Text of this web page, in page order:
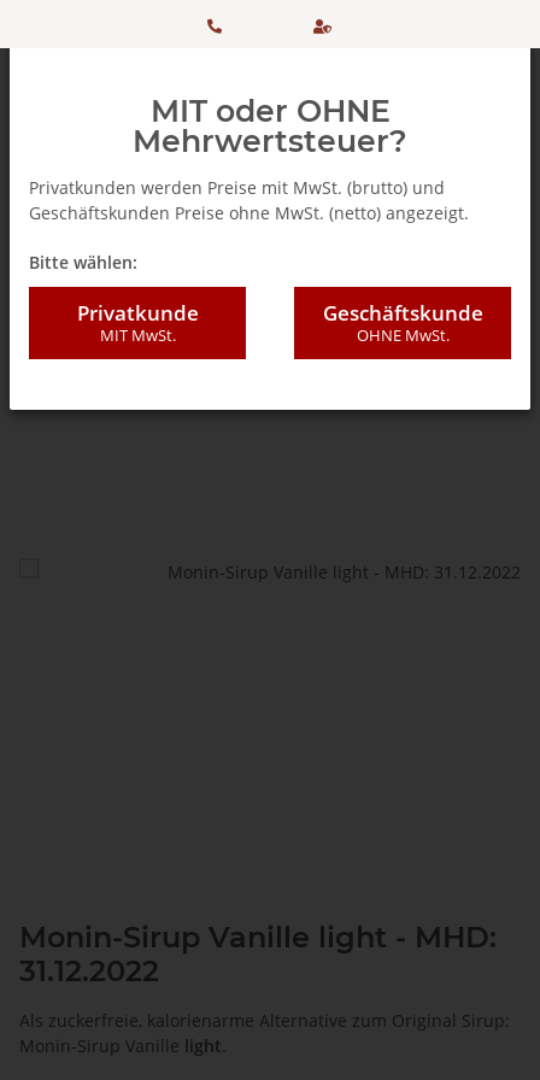
+ 49
506 98
einkaufen
SSL
Monin-Sirup Vanille light - MHD:
31.12.2022
Als zuckerfreie, kalorienarme Alternative zum Original Sirup:
Monin-Sirup Vanille light.
MIT oder OHNE
Mehrwertsteuer?
Privatkunden werden Preise mit MwSt. (brutto) und
Geschäftskunden Preise ohne MwSt. (netto) angezeigt.
Bitte wählen:
Privatkunde
MIT MwSt.
Geschäftskunde
OHNE MwSt.